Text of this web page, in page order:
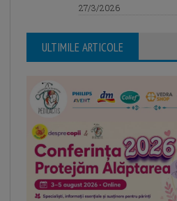
27/3/2026
ULTIMILE ARTICOLE